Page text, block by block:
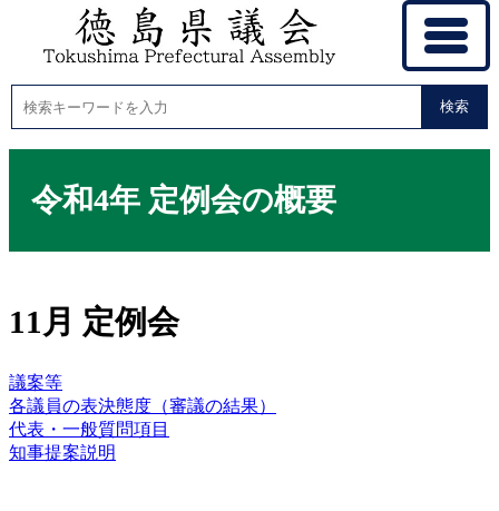
検索
令和4年 定例会の概要
11月 定例会
議案等
各議員の表決態度（審議の結果）
代表・一般質問項目
知事提案説明